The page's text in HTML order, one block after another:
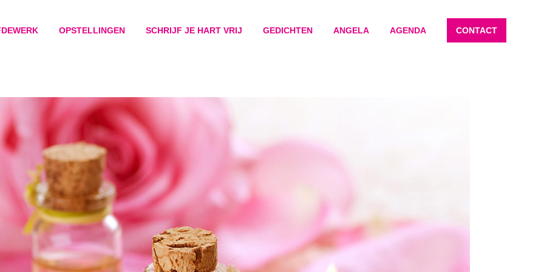
OPSTELLINGEN SCHRIJF JE HART VRIJ GEDICHTEN ANGELA AGENDA CONTACT